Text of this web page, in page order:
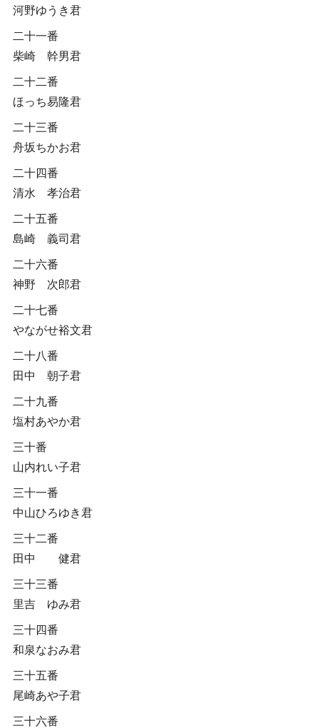
河野ゆうき君
二十一番
柴崎 幹男君
二十二番
ほっち易隆君
二十三番
舟坂ちかお君
二十四番
清水 孝治君
二十五番
島崎 義司君
二十六番
神野 次郎君
二十七番
やながせ裕文君
二十八番
田中 朝子君
二十九番
塩村あやか君
三十番
山内れい子君
三十一番
中山ひろゆき君
三十二番
田中 健君
三十三番
里吉 ゆみ君
三十四番
和泉なおみ君
三十五番
尾崎あや子君
三十六番